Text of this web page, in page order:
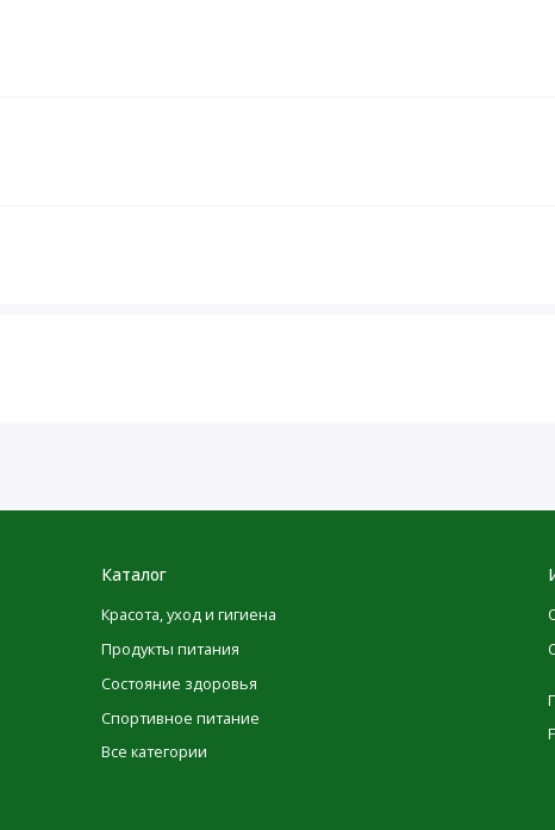
либо заболеваний или приеме рецептурных
Однако некоторые изменения, вносимые
или списка ингредиентов, могут потребовать
как они будут опубликованы на сайте. Имейте в
упаковка товаров может изменяться, это никак
POLEZNOO.RU Обратите внимание, что
Каталог
Красота, уход и гигиена
Продукты питания
Состояние здоровья
Спортивное питание
Все категории